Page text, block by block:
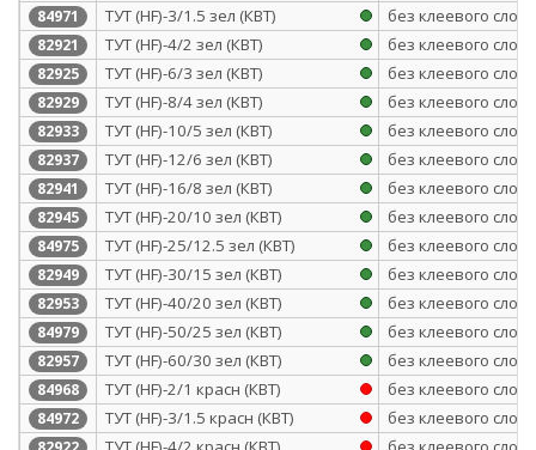
84971 ТУТ (HF)-3/1.5 зел (КВТ) без клеевого слоя
82921 ТУТ (HF)-4/2 зел (КВТ) без клеевого слоя
82925 ТУТ (HF)-6/3 зел (КВТ) без клеевого слоя
82929 ТУТ (HF)-8/4 зел (КВТ) без клеевого слоя
82933 ТУТ (HF)-10/5 зел (КВТ) без клеевого слоя
82937 ТУТ (HF)-12/6 зел (КВТ) без клеевого слоя
82941 ТУТ (HF)-16/8 зел (КВТ) без клеевого слоя
82945 ТУТ (HF)-20/10 зел (КВТ) без клеевого слоя
84975 ТУТ (HF)-25/12.5 зел (КВТ) без клеевого слоя
82949 ТУТ (HF)-30/15 зел (КВТ) без клеевого слоя
82953 ТУТ (HF)-40/20 зел (КВТ) без клеевого слоя
84979 ТУТ (HF)-50/25 зел (КВТ) без клеевого слоя
82957 ТУТ (HF)-60/30 зел (КВТ) без клеевого слоя
84968 ТУТ (HF)-2/1 красн (КВТ) без клеевого слоя
84972 ТУТ (HF)-3/1.5 красн (КВТ) без клеевого слоя